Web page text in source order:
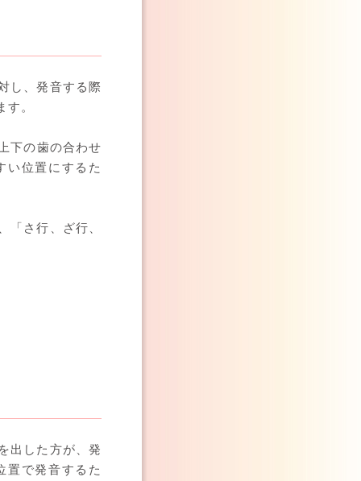
し、発音する際
。
下の歯の合わせ
い位置にするた
さ行、ざ行、
出した方が、発
置で発音するた